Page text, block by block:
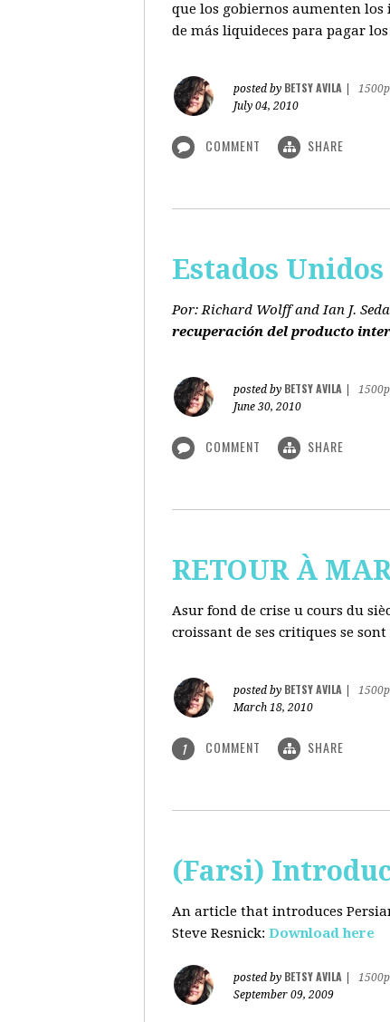
que los gobiernos aumenten los
de más liquideces para pagar
posted by BETSY AVILA
July 04, 2010
COMMENT SHARE
Estados
Por: Richard Wolff and Ian J.
recuperación del producto
posted by BETSY AVILA
June 30, 2010
COMMENT SHARE
RETOUR À
Asur fond de crise u cours du
croissant de ses critiques se
posted by BETSY AVILA
March 18, 2010
1 COMMENT SHARE
(Farsi)
An article that introduces
Steve Resnick: Download here
posted by BETSY AVILA
September 09, 2009